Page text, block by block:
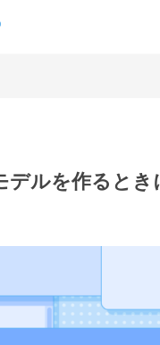
デルを作ると